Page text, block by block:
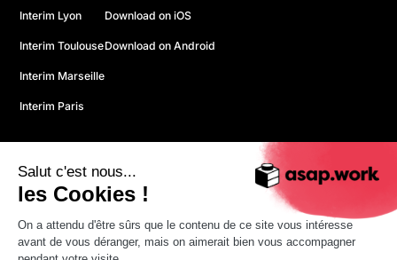
Salut c'est nous...
les Cookies !
On a attendu d'être sûrs que le contenu de ce site vous intéresse
avant de vous déranger, mais on aimerait bien vous accompagner
Interim Lyon
Interim Toulouse
Interim Marseille
Interim Paris
Download on iOS
Download on Android
Confidentiality policy
© 2026 ASAP. All rights reserved.